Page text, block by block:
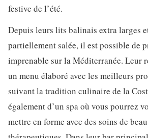
festive de l’été.
Depuis leurs lits balinais extra larges
partiellement salée, il est possible de
imprenable sur la Méditerranée. Leur
un menu élaboré avec les meilleurs
suivant la tradition culinaire de la
également d’un spa où vous pourrez
mettre en forme avec des soins de